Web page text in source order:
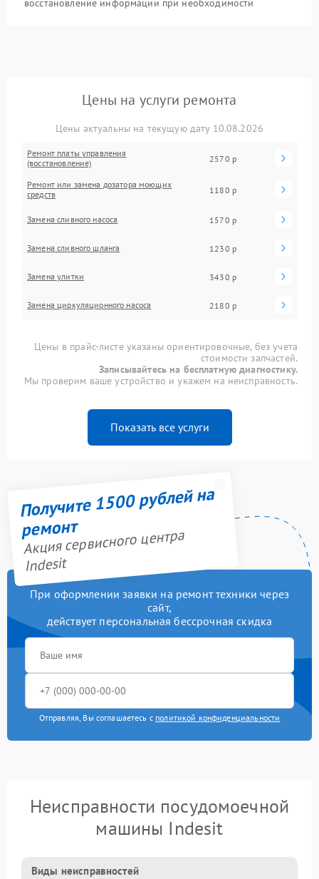
восстановление информации при необходимости
Цены на услуги ремонта
Цены актуальны на текущую дату 10.08.2026
Ремонт платы управления
(восстановление)
2570 р
Ремонт или замена дозатора моющих
средств
1180 р
Замена сливного насоса 1570 р
Замена сливного шланга 1230 р
Замена улитки 3430 р
Замена циркуляционного насоса 2180 р
Цены в прайс-листе указаны ориентировочные, без учета
стоимости запчастей.
Записывайтесь на бесплатную диагностику.
Мы проверим ваше устройство и укажем на неисправность.
Показать все услуги
Получите 1500 рублей на
ремонт
Акция сервисного центра
Indesit
При оформлении заявки на ремонт техники через
сайт,
действует персональная бессрочная скидка
Отправляя, Вы соглашаетесь с политикой конфиденциальности
Неисправности посудомоечной
машины Indesit
Виды неисправностей